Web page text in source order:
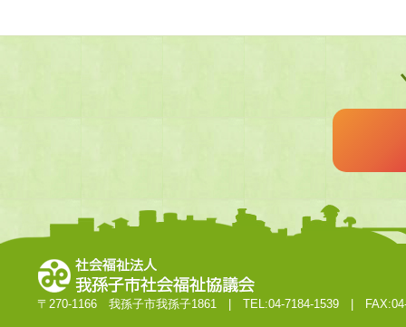
〒270-1166 我孫子市我孫子1861 | TEL:04-7184-1539 | FAX:04-